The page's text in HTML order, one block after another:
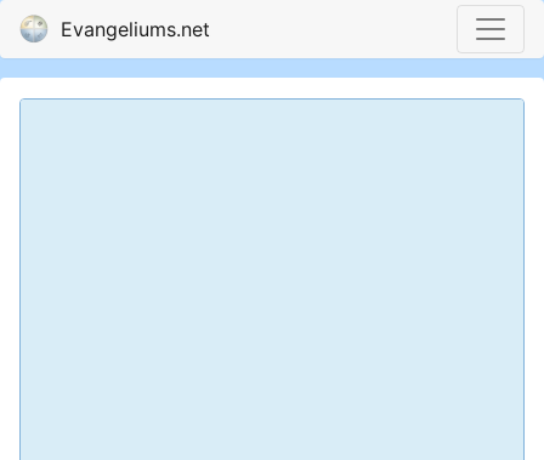
Evangeliums.net